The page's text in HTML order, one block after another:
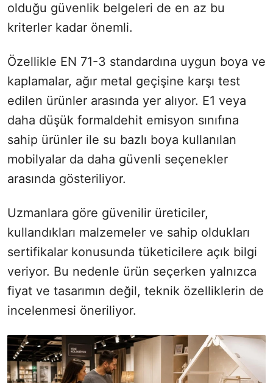
olduğu güvenlik belgeleri de en az bu
kriterler kadar önemli.
Özellikle EN 71-3 standardına uygun boya ve
kaplamalar, ağır metal geçişine karşı test
edilen ürünler arasında yer alıyor. E1 veya
daha düşük formaldehit emisyon sınıfına
sahip ürünler ile su bazlı boya kullanılan
mobilyalar da daha güvenli seçenekler
arasında gösteriliyor.
Uzmanlara göre güvenilir üreticiler,
kullandıkları malzemeler ve sahip oldukları
sertifikalar konusunda tüketicilere açık bilgi
veriyor. Bu nedenle ürün seçerken yalnızca
fiyat ve tasarımın değil, teknik özelliklerin de
incelenmesi öneriliyor.